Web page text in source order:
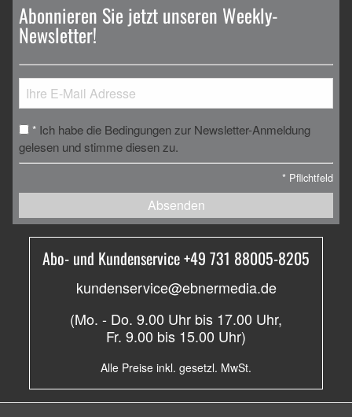
Abonnieren Sie jetzt unseren Weekly-
Newsletter!
* Ich habe die Bedingungen zur Newsletter-Anmeldung
gelesen und stimme diesen zu.
* Pflichtfeld
Absenden
Abo- und Kundenservice +49 731 88005-8205
kundenservice@ebnermedia.de
(Mo. - Do. 9.00 Uhr bis 17.00 Uhr,
Fr. 9.00 bis 15.00 Uhr)
Alle Preise inkl. gesetzl. MwSt.